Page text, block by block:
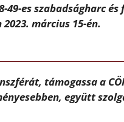
es szabadságharc
március 15-én.
támogassa a
együtt